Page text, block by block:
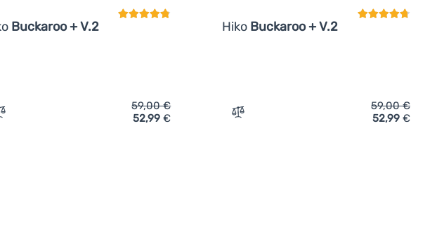
Buckaroo + V.2
Vergleich 'Kajakhelm Hiko Buckaroo + V.2' hinzufügen
59,00€
52,99€
Hiko Buckaroo + V.2
Zum Vergleich 'Kajakhelm Hiko Buckaroo
59,00€
52,99 €